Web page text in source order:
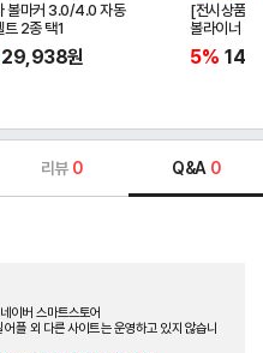
볼마커 3.0/4.0 자동
트 2종 택1
29,938원
[전시상품]
볼라이너 +
5%
리뷰 0 Q&A 0
이버 스마트스토어
플 외 다른 사이트는 운영하고 있지 않습니